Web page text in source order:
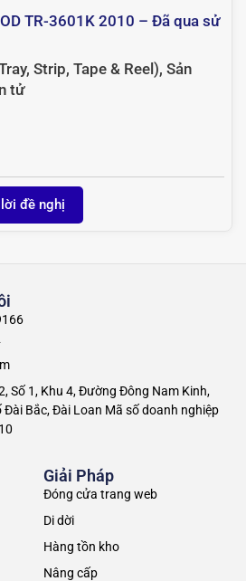
TR-3601K 2010 – Đã qua sử
Strip, Tape & Reel), Sản
tử
đề nghị
Giải Pháp
Đóng cửa trang web
Di dời
Hàng tồn kho
Nâng cấp
Số 1, Khu 4, Đường Đông Nam Kinh,
Đài Bắc, Đài Loan Mã số doanh nghiệp